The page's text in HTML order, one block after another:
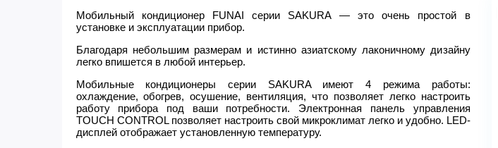
Мобильный кондиционер FUNAI серии SAKURA — это очень простой в
установке и эксплуатации прибор.
Благодаря небольшим размерам и истинно азиатскому лаконичному дизайну
легко впишется в любой интерьер.
Мобильные кондиционеры серии SAKURA имеют 4 режима работы:
охлаждение, обогрев, осушение, вентиляция, что позволяет легко настроить
работу прибора под ваши потребности. Электронная панель управления
TOUCH CONTROL позволяет настроить свой микроклимат легко и удобно. LED-
дисплей отображает установленную температуру.